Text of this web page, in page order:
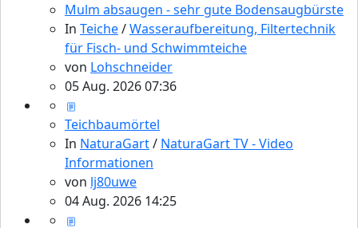
Mulm absaugen - sehr gute Bodensaugbürste
In Teiche/Wasseraufbereitung, Filtertechnik
für Fisch- und Schwimmteiche
von Lohschneider
05 Aug. 2026 07:36
Teichbaumörtel
In NaturaGart/ NaturaGart TV - Video
Informationen
von lj80uwe
04 Aug. 2026 14:25